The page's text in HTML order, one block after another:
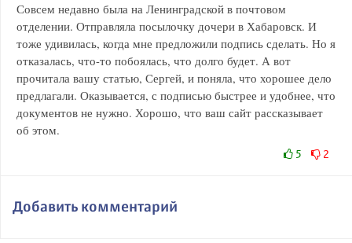
Совсем недавно была на Ленинградской в почтовом
отделении. Отправляла посылочку дочери в Хабаровск. И
тоже удивилась, когда мне предложили подпись сделать. Но я
отказалась, что-то побоялась, что долго будет. А вот
прочитала вашу статью, Сергей, и поняла, что хорошее дело
предлагали. Оказывается, с подписью быстрее и удобнее, что
документов не нужно. Хорошо, что ваш сайт рассказывает
об этом.
5 2
Добавить комментарий